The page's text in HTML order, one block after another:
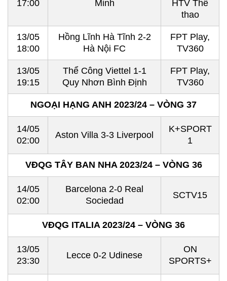
17:00 Minh
HTV Thể
thao
13/05
18:00
Hồng Lĩnh Hà Tĩnh 2-2
Hà Nội FC
FPT Play,
TV360
13/05
19:15
Thể Công Viettel 1-1
Quy Nhơn Bình Định
FPT Play,
TV360
NGOẠI HẠNG ANH 2023/24 – VÒNG 37
14/05
02:00
Aston Villa 3-3 Liverpool
K+SPORT
1
VĐQG TÂY BAN NHA 2023/24 – VÒNG 36
14/05
02:00
Barcelona 2-0 Real
Sociedad
SCTV15
VĐQG ITALIA 2023/24 – VÒNG 36
13/05
23:30
Lecce 0-2 Udinese
ON
SPORTS+